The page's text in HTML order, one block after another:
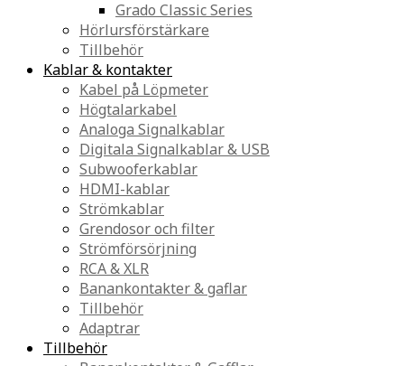
Grado Classic Series
Hörlursförstärkare
Tillbehör
Kablar & kontakter
Kabel på Löpmeter
Högtalarkabel
Analoga Signalkablar
Digitala Signalkablar & USB
Subwooferkablar
HDMI-kablar
Strömkablar
Grendosor och filter
Strömförsörjning
RCA & XLR
Banankontakter & gaflar
Tillbehör
Adaptrar
Tillbehör